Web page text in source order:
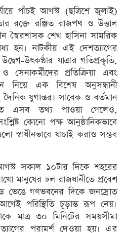
পাঁচই আগস্ট (ছত্রিশে জুলাই)
রক্তে রঞ্জিত রাজপথ ও উত্তাল
স্বৈরশাসক শেখ হাসিনা সামরিক
হন। নাটকীয় এই দেশত্যাগের
উৎকণ্ঠার যাত্রার গতিপ্রকৃতি,
সেনাকর্মীদের প্রতিক্রিয়া এবং
নিয়ে এক বিশেষ অনুসন্ধানী
দৈনিক যুগান্তর। সাবেক ও বর্তমান
এসব তথ্য পাওয়া গেলেও,
কোনো পক্ষ আনুষ্ঠানিকভাবে
স্বাধীনভাবে যাচাই করাও সম্ভব
সকাল ১০টার দিকে শহরের
মানুষের ঢল রাজধানীতে প্রবেশ
ভেঙে গণভবনের দিকে জনস্রোত
পরিস্থিতি চূড়ান্ত রূপ নেয়।
মাত্র ৩০ মিনিটের সময়সীমা
পরামর্শ দেওয়া হয়। এর